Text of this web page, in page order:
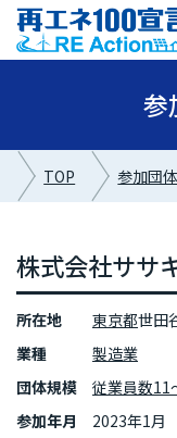
参
TOP 参加団
株式会社ササ
所在地 東京都世田
業種
製造業
団体規模
従業員数11
参加年月
2023年1月